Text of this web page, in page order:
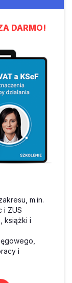
DARMO!
m.in.
i ZUS
książki i
i